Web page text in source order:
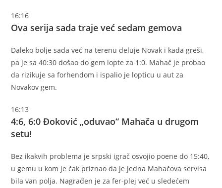
16:16
Ova serija sada traje već sedam gemova
Daleko bolje sada već na terenu deluje Novak i kada greši,
pa je sa 40:30 došao do gem lopte za 1:0. Mahač je probao
da rizikuje sa forhendom i ispalio je lopticu u aut za
Novakov gem.
16:13
4:6, 6:0 Đoković „oduvao“ Mahača u drugom
setu!
Bez ikakvih problema je srpski igrač osvojio poene do 15:40,
u gemu u kom je čak priznao da je jedna Mahačova servisa
bila van polja. Nagrađen je za fer-plej već u sledećem